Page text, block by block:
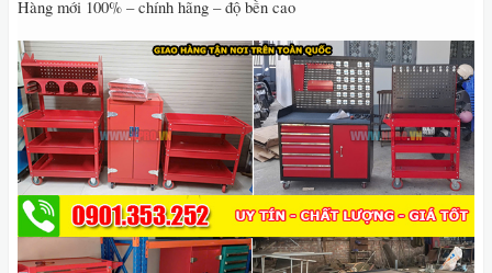
Hàng mới 100% – chính hãng – độ bền cao